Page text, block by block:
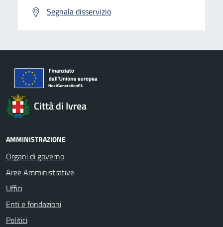
Segnala disservizio
Città di Ivrea
AMMINISTRAZIONE
Organi di governo
Aree Amministrative
Uffici
Enti e fondazioni
Politici